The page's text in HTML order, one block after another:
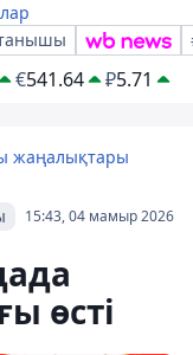
€541.64 ₽5.71
жаңалықтары
15:43, 04 мамыр 2026
өсті